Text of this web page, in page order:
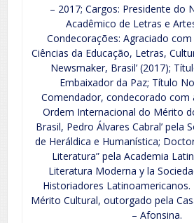
– 2017; Cargos: Presidente do
Acadêmico de Letras e
Condecorações: Agraciado com
Ciências da Educação, Letras,
Newsmaker, Brasil’ (2017);
Embaixador da Paz; Título
Comendador, condecorado com
Ordem Internacional do Mérito
Brasil, Pedro Álvares Cabral’ pela
de Heráldica e Humanística;
Literatura” pela Academia
Literatura Moderna y la
Historiadores
Mérito Cultural, outorgado pela
– Afonsina.